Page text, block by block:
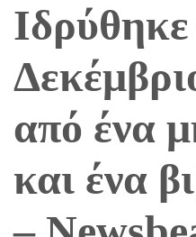
Ιδρύθηκε
από ένα
και ένα